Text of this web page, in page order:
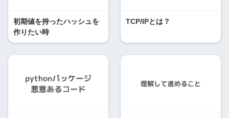
初期値を持ったハッシュを
作りたい時
TCP/IPとは？